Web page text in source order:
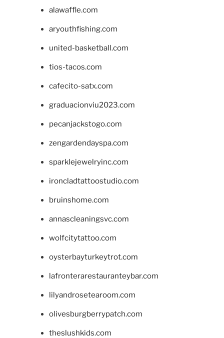
alawaffle.com
aryouthfishing.com
united-basketball.com
tios-tacos.com
cafecito-satx.com
graduacionviu2023.com
pecanjackstogo.com
zengardendayspa.com
sparklejewelryinc.com
ironcladtattoostudio.com
bruinshome.com
annascleaningsvc.com
wolfcitytattoo.com
oysterbayturkeytrot.com
lafronterarestauranteybar.com
lilyandrosetearoom.com
olivesburgberrypatch.com
theslushkids.com